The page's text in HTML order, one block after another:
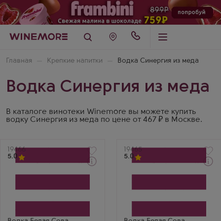
Главная Крепкие напитки Водка Синергия из меда
Водка Синергия из меда
В каталоге винотеки Winemore вы можете купить
водку Синергия из меда по цене от 467 ₽ в Москве.
Артикул
19466
5.0
Northern Honey
Артикул
19465
5.0
Northern Honey